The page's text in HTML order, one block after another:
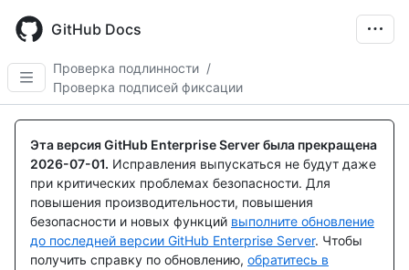
main
content
GitHub Docs
Проверка подлинности /
Проверка подписей фиксации
Эта версия GitHub Enterprise Server была прекращена
2026-07-01. Исправления выпускаться не будут даже
при критических проблемах безопасности. Для
повышения производительности, повышения
безопасности и новых функций выполните обновление
до последней версии GitHub Enterprise Server. Чтобы
получить справку по обновлению, обратитесь в